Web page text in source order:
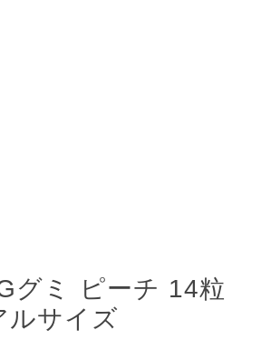
グミ ピーチ 14粒
ルサイズ